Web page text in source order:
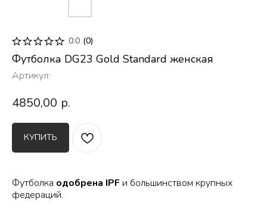
0.0 (0)
Футболка DG23 Gold Standard женская
Артикул:
4850,00 р.
КУПИТЬ
Футболка одобрена IPF и большинством крупных
федераций.